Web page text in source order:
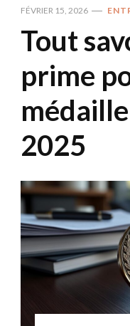
FÉVRIER 15, 2026
Tout
prime
2025